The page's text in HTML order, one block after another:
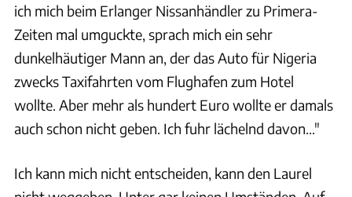
ich mich beim Erlanger Nissanhändler zu Primera-
Zeiten mal umguckte, sprach mich ein sehr
dunkelhäutiger Mann an, der das Auto für Nigeria
zwecks Taxifahrten vom Flughafen zum Hotel
wollte. Aber mehr als hundert Euro wollte er damals
auch schon nicht geben. Ich fuhr lächelnd davon..."
Ich kann mich nicht entscheiden, kann den Laurel